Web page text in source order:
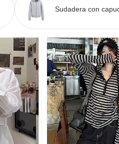
Sudadera con